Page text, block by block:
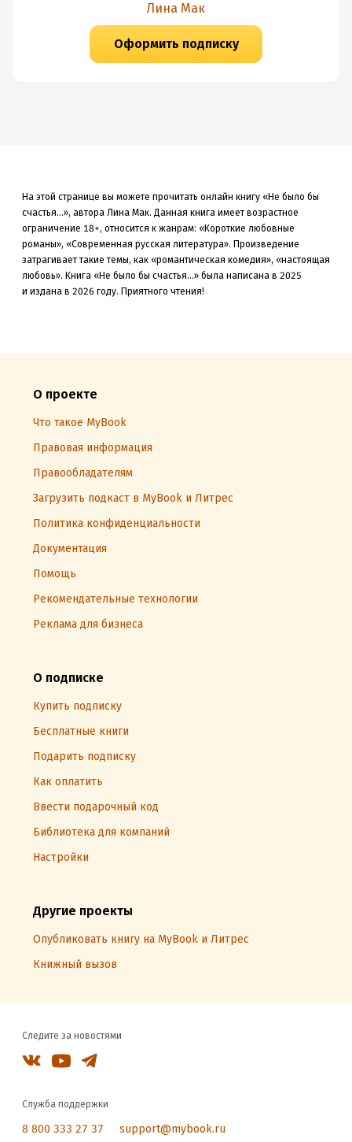
Лина Мак
Оформить подписку
На этой странице вы можете прочитать онлайн книгу «Не было бы
счастья...», автора Лина Мак. Данная книга имеет возрастное
ограничение 18+, относится к жанрам: «Короткие любовные
романы», «Современная русская литература». Произведение
затрагивает такие темы, как «романтическая комедия», «настоящая
любовь». Книга «Не было бы счастья...» была написана в 2025
и издана в 2026 году. Приятного чтения!
О проекте
Что такое MyBook
Правовая информация
Правообладателям
Загрузить подкаст в MyBook и Литрес
Политика конфиденциальности
Документация
Помощь
Рекомендательные технологии
Реклама для бизнеса
О подписке
Купить подписку
Бесплатные книги
Подарить подписку
Как оплатить
Ввести подарочный код
Библиотека для компаний
Настройки
Другие проекты
Опубликовать книгу на MyBook и Литрес
Книжный вызов
Следите за новостями
Служба поддержки
8 800 333 27 37 support@mybook.ru